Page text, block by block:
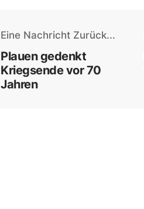
Eine Nachricht Zurück...
Plauen gedenkt
Kriegsende vor 70
Jahren